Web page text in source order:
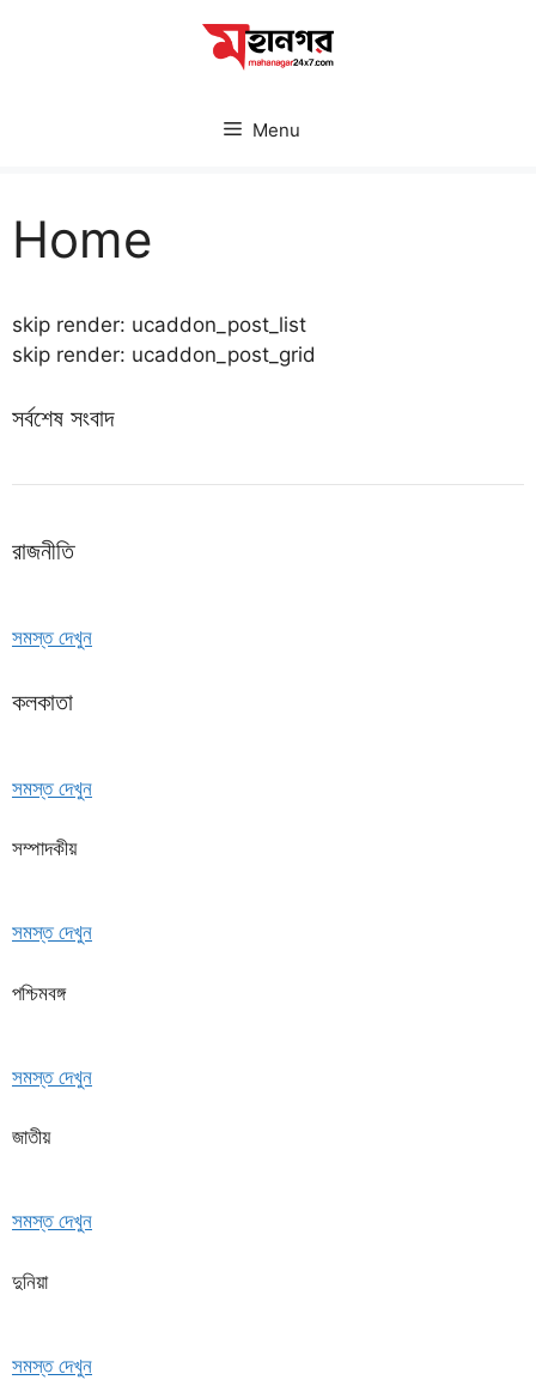
Menu
Home
skip render: ucaddon_post_list
skip render: ucaddon_post_grid
সর্বশেষ সংবাদ
রাজনীতি
সমস্ত দেখুন
কলকাতা
সমস্ত দেখুন
সম্পাদকীয়
সমস্ত দেখুন
পশ্চিমবঙ্গ
সমস্ত দেখুন
জাতীয়
সমস্ত দেখুন
দুনিয়া
সমস্ত দেখুন